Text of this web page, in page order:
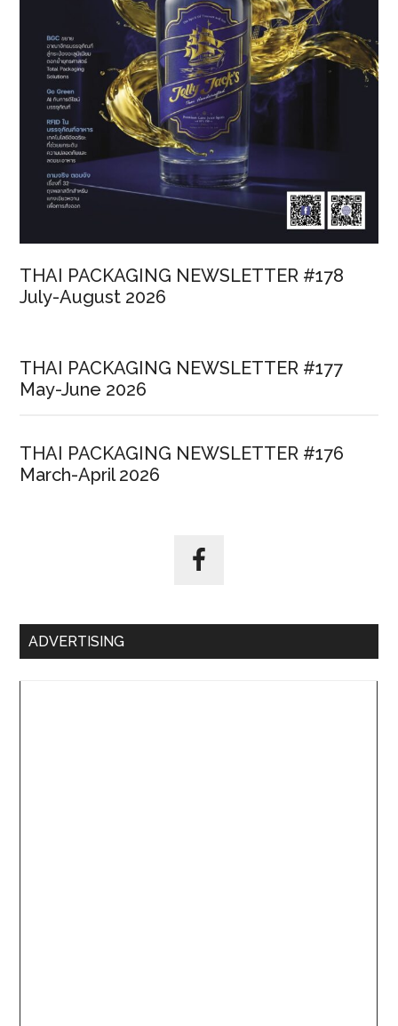
THAI PACKAGING NEWSLETTER #178
July-August 2026
THAI PACKAGING NEWSLETTER #177
May-June 2026
THAI PACKAGING NEWSLETTER #176
March-April 2026
ADVERTISING